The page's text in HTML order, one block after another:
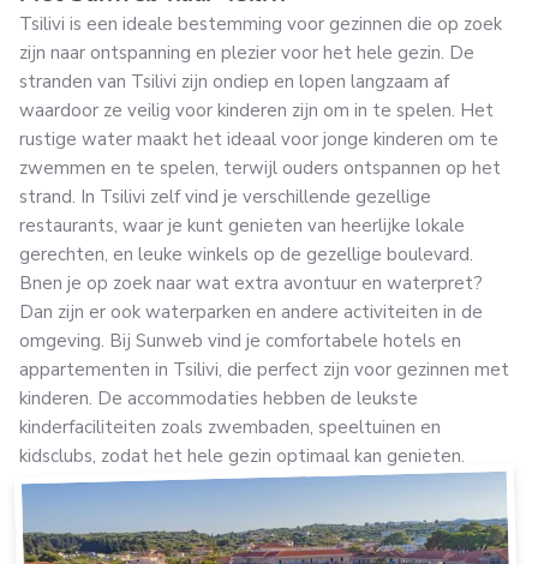
Tsilivi is een ideale bestemming voor gezinnen die op zoek
zijn naar ontspanning en plezier voor het hele gezin. De
stranden van Tsilivi zijn ondiep en lopen langzaam af
waardoor ze veilig voor kinderen zijn om in te spelen. Het
rustige water maakt het ideaal voor jonge kinderen om te
zwemmen en te spelen, terwijl ouders ontspannen op het
strand. In Tsilivi zelf vind je verschillende gezellige
restaurants, waar je kunt genieten van heerlijke lokale
gerechten, en leuke winkels op de gezellige boulevard.
Bnen je op zoek naar wat extra avontuur en waterpret?
Dan zijn er ook waterparken en andere activiteiten in de
omgeving. Bij Sunweb vind je comfortabele hotels en
appartementen in Tsilivi, die perfect zijn voor gezinnen met
kinderen. De accommodaties hebben de leukste
kinderfaciliteiten zoals zwembaden, speeltuinen en
kidsclubs, zodat het hele gezin optimaal kan genieten.